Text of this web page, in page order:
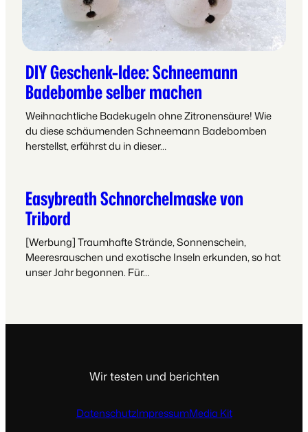
DIY Geschenk-Idee: Schneemann
Badebombe selber machen
Weihnachtliche Badekugeln ohne Zitronensäure! Wie
du diese schäumenden Schneemann Badebomben
herstellst, erfährst du in dieser…
Easybreath Schnorchelmaske von
Tribord
[Werbung] Traumhafte Strände, Sonnenschein,
Meeresrauschen und exotische Inseln erkunden, so hat
unser Jahr begonnen. Für…
Wir testen und berichten
DatenschutzImpressumMedia Kit